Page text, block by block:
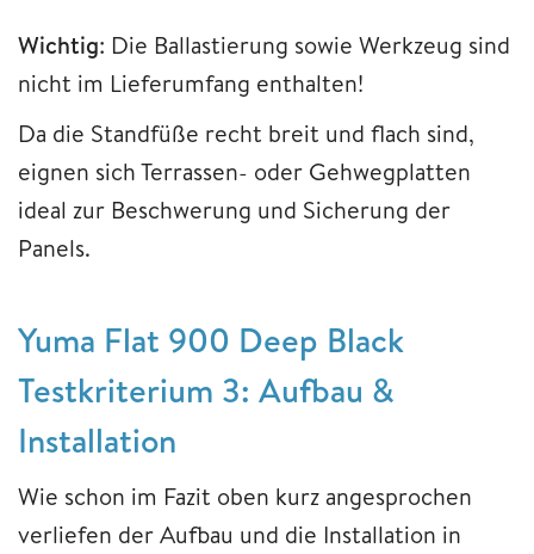
Wichtig: Die Ballastierung sowie Werkzeug sind
nicht im Lieferumfang enthalten!
Da die Standfüße recht breit und flach sind,
eignen sich Terrassen- oder Gehwegplatten
ideal zur Beschwerung und Sicherung der
Panels.
Yuma Flat 900 Deep Black
Testkriterium 3: Aufbau &
Installation
Wie schon im Fazit oben kurz angesprochen
verliefen der Aufbau und die Installation in